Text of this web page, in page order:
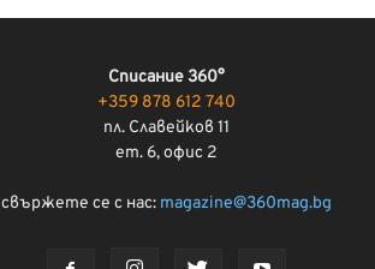
Списание 360°
+359 878 612 740
пл. Славейков 11
ет. 6, офис 2
свържете се с нас: magazine@360mag.bg